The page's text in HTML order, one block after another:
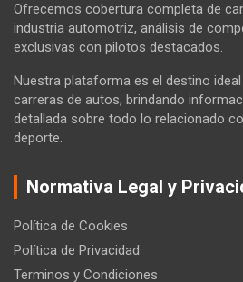
Ofrecemos cobertura completa de
industria automotriz, análisis de
exclusivas con pilotos destacados.
Nuestra plataforma es el destino
carreras de autos, brindando
detallada sobre todo lo relacionado
deporte.
Normativa Legal y
Política de Cookies
Política de Privacidad
Terminos y Condiciones